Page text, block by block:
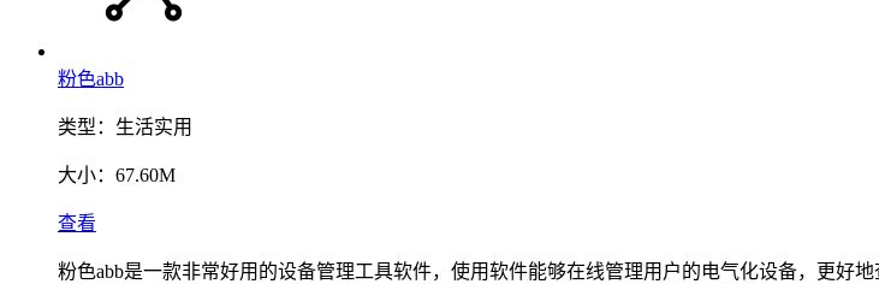
粉色abb
类型： 生活实用
大小： 67.60M
查看
粉色abb是一款非常好用的设备管理工具软件，使用软件能够在线管理用户的电气化设备，更好